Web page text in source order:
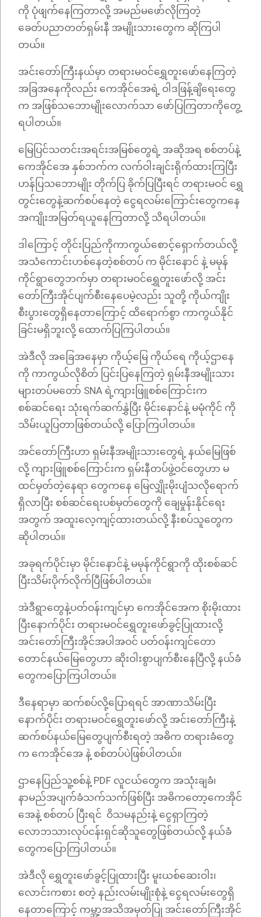
ကို ပုံဖျက်နေကြတာလို့ အမည်မဖော်လိုကြတဲ့
ခေတ်ပညာတတ်ရှမ်းနီ အမျိုးသားတွေက ဆိုကြပါ
တယ်။
အင်းတော်ကြီးနယ်မှာ တရားမဝင်ရွှေတူးဖော်‌နေကြတဲ့
အခြအနေကိုလည်း ကေအိုင်အေရဲ့ ဝါဒဖြန့်ချိရေးတွေ
က အဖြစ်သဘောမျိုးလောက်သာ ဖော်ပြကြတာကိုတွေ့
ရပါတယ်။
မြေပြင်သတင်းအရင်းအမြစ်တွေရဲ့ အဆိုအရ စစ်တပ်နဲ့
ကေအိုင်အေ နှစ်ဘက်က လက်ဝါးချင်းရိုက်ထားကြပြီး
ဟန်ပြသဘောမျိုး တိုက်ပြ ခိုက်ပြပြီးရင် တရားမဝင် ရွှေ
တွင်းတွေနဲ့ဆက်စပ်နေတဲ့ ငွေရလမ်းကြောင်းတွေကနေ
အကျိုးအမြတ်ရယူနေကြတာလို့ သိရပါတယ်။
ဒါကြောင့် တိုင်းပြည်ကိုကာကွယ်စောင့်ရှောက်တယ်လို့
အသံကောင်းဟစ်နေတဲ့စစ်တပ် က မိုင်းနောင် နဲ့ မမုန်
ကိုင်ရွာတွေဘက်မှာ တရားမဝင်ရွှေတူးဖော်လို့ အင်း
တော်ကြီးအိုင်ပျက်စီးနေပေမဲ့လည်း သူတို့ ကိုယ်ကျိုး
စီးပွားတွေရှိနေတာကြောင့် ထိရောက်စွာ ကာကွယ်နိုင်
ခြင်းမရှိဘူးလို့ ထောက်ပြကြပါတယ်။
အဲဒီလို အခြေအနေမှာ ကိုယ့်မြေ ကိုယ်ရေ ကိုယ့်ဌာနေ
ကို ကာကွယ်လိုစိတ် ပြင်းပြနေကြတဲ့ ရှမ်းနီအမျိုးသား
များတပ်မတော် SNA ရဲ့ကျားဖြူစစ်ကြောင်းက
စစ်ဆင်ရေး သုံးရက်ဆက်နွှဲပြီး မိုင်းနောင်နဲ့ မမုံကိုင် ကို
သိမ်းယူပြတာဖြစ်တယ်လို့ ပြောကြပါတယ်။
အင်တော်ကြီးဟာ ရှမ်းနီအမျိုးသားတွေရဲ့ နယ်မြေဖြစ်
လို့ ကျားဖြူစစ်ကြောင်းက ရှမ်းနီတပ်ဖွဲ့ဝင်တွေဟာ ‌မ
ထင်မှတ်တဲ့နေရာ တွေကနေ မြေလျှိုးမိုးပျံသလိုရောက်
ရှိလာပြီး စစ်ဆင်ရေးပစ်မှတ်တွေကို ချေမှုန်းနိုင်ရေး
အတွက် အထူးလေ့ကျင့်ထားတယ်လို့ နီးစပ်သူတွေက
ဆိုပါတယ်။
အခုရက်ပိုင်းမှာ မိုင်းနောင်နဲ့ မမုန်ကိုင်ရွာကို ထိုးစစ်ဆင်
ပြီးသိမ်းပိုက်လိုက်ပြီဖြစ်ပါတယ်။
အဲဒီရွာတွေနဲ့ပတ်ဝန်းကျင်မှာ ကေအိုင်အေက စိုးမိုးထား
ပြီးနောက်ပိုင်း တရားမဝင်ရွှေတူးဖော်ခွင့်ပြုထားလို့
အင်းတော်ကြီးအိုင်အပါအဝင် ပတ်ဝန်းကျင်တော
တောင်နယ်မြေတွေဟာ ဆိုးဝါးစွာပျက်စီးနေပြီလို့ နယ်ခံ
တွေကပြောကြပါတယ်။
ဒီနေရာမှာ ဆက်စပ်လို့ပြောရရင် အာဏာသိမ်းပြီး
နောက်ပိုင်း တရားမဝင်ရွှေတူးဖော်လို့ အင်းတော်ကြီးနဲ့
ဆက်စပ်နယ်မြေတွေပျက်စီးရတဲ့ အဓိက တရားခံတွေ
က ကေအိုင်အေ နဲ့ စစ်တပ်ပဲဖြစ်ပါတယ်။
ဌာနေပြည်သူ့စစ်နဲ့ PDF လူငယ်တွေက အသုံးချခံ၊
နာမည်အပျက်ခံသက်သက်ဖြစ်ပြီး အဓိကတော့ကေအိုင်
အေနဲ့ စစ်တပ် ပြီးရင် ဝိသမနည်းနဲ့ ငွေရှာကြ‌တဲ့
လောဘသားလုပ်ငန်းရှင်ဆိုသူတွေဖြစ်တယ်လို့ နယ်ခံ
တွေကပြောကြပါတယ်။
အဲဒီလို ရွှေတူးဖော်ခွင့်ပြုထားပြီး မူးယစ်‌ဆေးဝါး၊
လောင်းကစား စတဲ့ နည်းလမ်းမျိုးစုံနဲ့ ငွေရလမ်းတွေရှိ
နေတာကြောင့် ကမ္ဘာ့အသိအမှတ်ပြု အင်းတော်ကြီးအိုင်